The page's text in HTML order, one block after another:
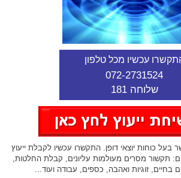
עכשיו מכל טלפון
072-2731524
שלוחה 181
כוחות יוצאי דופן. התקשרו עכשיו לקבלת ייעוץ
תקשור מסרים מעולמות עליונים, קבלת החלטות,
בחיים, זוגיות ואהבה, כספים, עבודה ועוד...